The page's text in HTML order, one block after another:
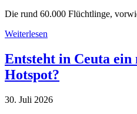
Die rund 60.000 Flüchtlinge,
Weiterlesen
Entsteht in Ceuta
Hotspot?
30. Juli 2026